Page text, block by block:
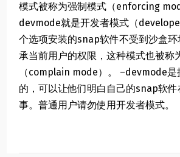
模式被称为强制模式（enforcing
devmode就是开发者模式（
个选项安装的snap软件不受到沙盒
承当前用户的权限，这种模式也被称
（complain mode）。 –devmode
的，可以让他们明白自己的snap软
事。普通用户请勿使用开发者模式。